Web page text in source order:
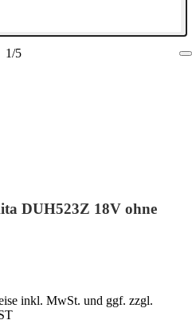
1/5
DUH523Z 18V ohne
inkl. MwSt. und ggf. zzgl.